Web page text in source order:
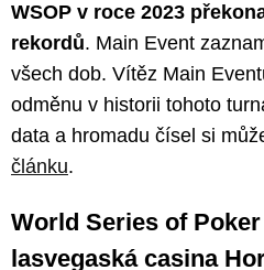
WSOP v roce 2023
rekordů. Main Event
všech dob. Vítěz Main
odměnu v historii tohoto
data a hromadu čísel si
článku.
World Series of
lasvegaská casina